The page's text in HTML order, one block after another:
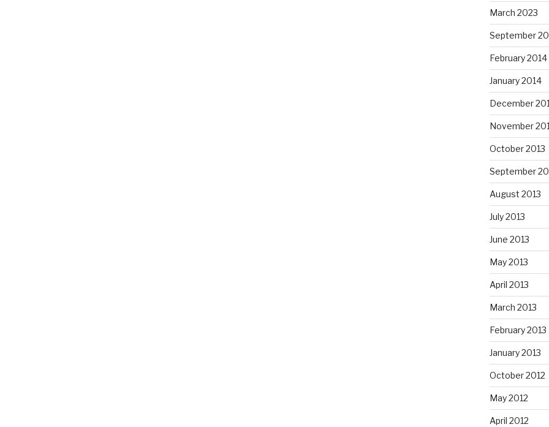
March 2023
September
February 2014
January 2014
December
November
October 2013
September
August 2013
July 2013
June 2013
May 2013
April 2013
March 2013
February 2013
January 2013
October 2012
May 2012
April 2012